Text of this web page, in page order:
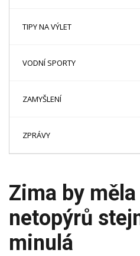
TIPY NA VÝLET
VODNÍ SPORTY
ZAMYŠLENÍ
ZPRÁVY
Zima by
netopýrů
minulá